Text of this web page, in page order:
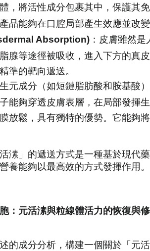
，將活性成分包裹其中，保護其
品能夠在口腔局部產生效應並改
Absorption) ：皮膚雖然
腺等途徑被吸收，進入下方的真
準的靶向遞送。
元成分（如短鏈脂肪酸和胺基酸
能夠穿透皮膚表層，在局部發揮
放鬆，具有獨特的優勢。它能夠
溸」的遞送方式是一種基於現代
養能夠以最高效的方式發揮作用。
：元活溸與粒線體活力的恢復與
的成分分析，構建一個關於「元